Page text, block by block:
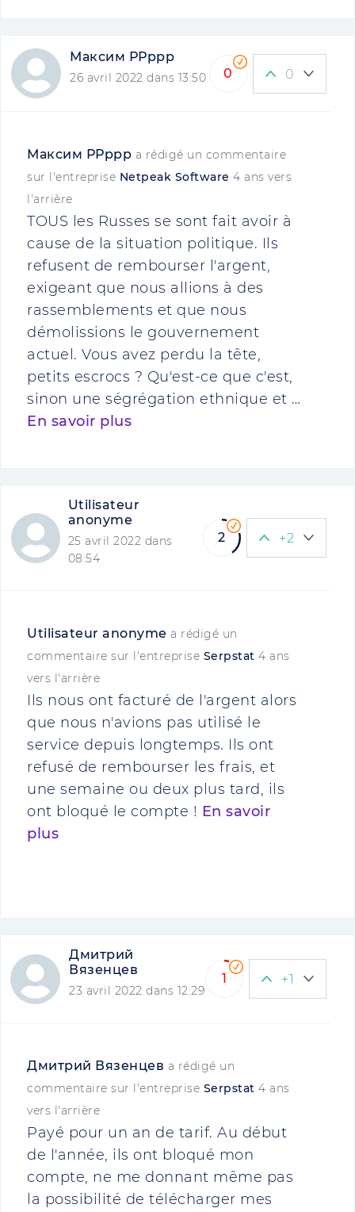
Максим РРррр
26 avril 2022 dans 13:50 0 0
Максим РРррр a rédigé un commentaire
sur l'entreprise Netpeak Software 4 ans vers
l'arrière
TOUS les Russes se sont fait avoir à
cause de la situation politique. Ils
refusent de rembourser l'argent,
exigeant que nous allions à des
rassemblements et que nous
démolissions le gouvernement
actuel. Vous avez perdu la tête,
petits escrocs ? Qu'est-ce que c'est,
sinon une ségrégation ethnique et …
En savoir plus
Utilisateur
anonyme
25 avril 2022 dans
08:54
2 +2
Utilisateur anonyme a rédigé un
commentaire sur l'entreprise Serpstat 4 ans
vers l'arrière
Ils nous ont facturé de l'argent alors
que nous n'avions pas utilisé le
service depuis longtemps. Ils ont
refusé de rembourser les frais, et
une semaine ou deux plus tard, ils
ont bloqué le compte ! En savoir
plus
Дмитрий
Вязенцев
23 avril 2022 dans 12:29
1 +1
Дмитрий Вязенцев a rédigé un
commentaire sur l'entreprise Serpstat 4 ans
vers l'arrière
Payé pour un an de tarif. Au début
de l'année, ils ont bloqué mon
compte, ne me donnant même pas
la possibilité de télécharger mes